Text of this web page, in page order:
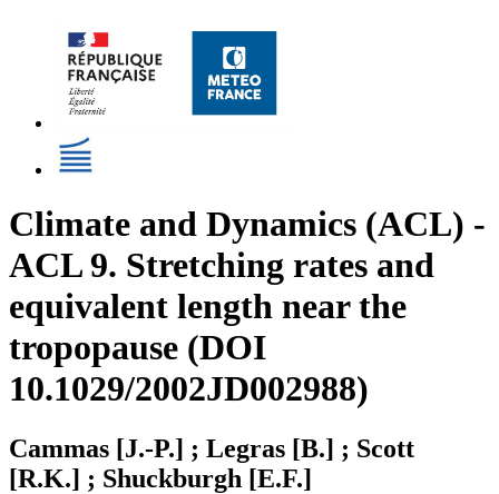
Climate and Dynamics (ACL) -
ACL 9. Stretching rates and
equivalent length near the
tropopause (DOI
10.1029/2002JD002988)
Cammas [J.-P.] ; Legras [B.] ; Scott
[R.K.] ; Shuckburgh [E.F.]